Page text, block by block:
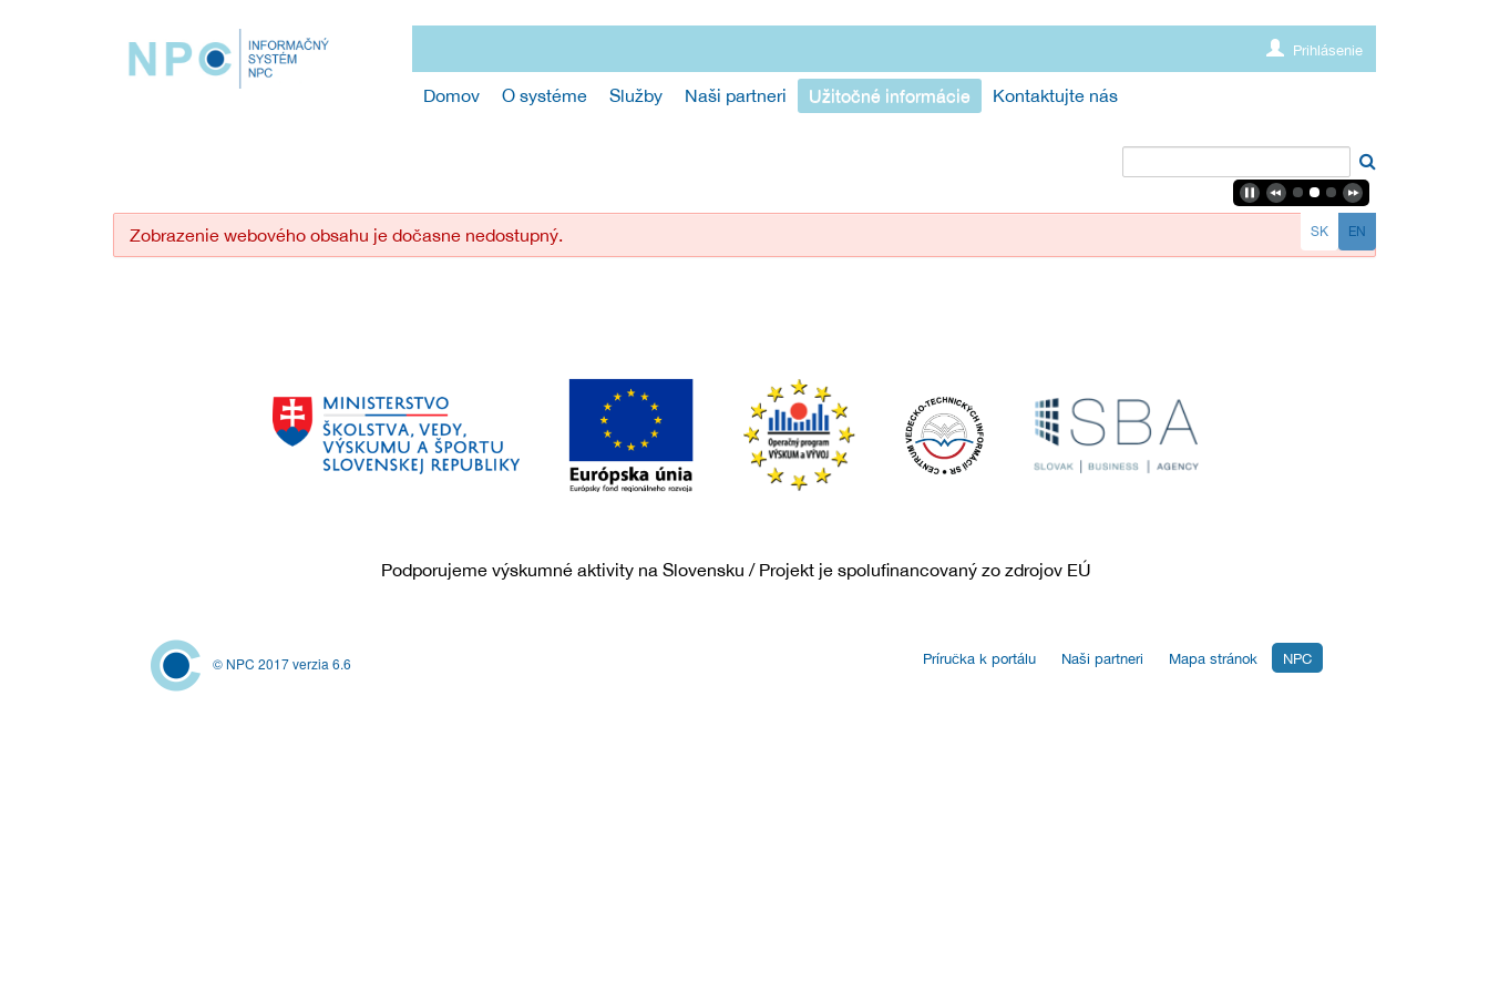
Prihlásenie
Domov O systéme Služby Naši partneri Užitočné informácie Kontaktujte nás
SK EN
Zobrazenie webového obsahu je dočasne nedostupný.
Podporujeme výskumné aktivity na Slovensku / Projekt je spolufinancovaný zo zdrojov EÚ
© NPC 2017 verzia 6.6 Príručka k portálu Naši partneri Mapa stránok NPC